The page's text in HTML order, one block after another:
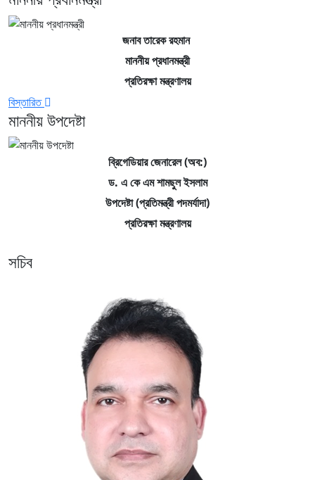
জনাব তারেক রহমান
মাননীয় প্রধানমন্ত্রী
প্রতিরক্ষা মন্ত্রণালয়
বিস্তারিত
মাননীয় উপদেষ্টা
ব্রিগেডিয়ার জেনারেল (অব:)
ড. এ কে এম শামছুল ইসলাম
উপদেষ্টা (প্রতিমন্ত্রী পদমর্যাদা)
প্রতিরক্ষা মন্ত্রণালয়
সচিব